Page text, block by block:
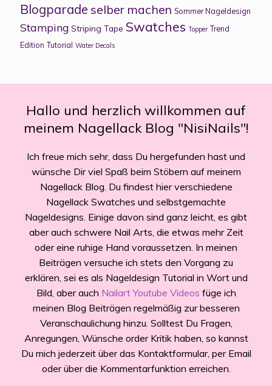
Blogparade selber machen Sommer Nageldesign
Stamping Striping Tape Swatches Topper Trend
Edition Tutorial Water Decals
Hallo und herzlich willkommen auf
meinem Nagellack Blog "NisiNails"!
Ich freue mich sehr, dass Du hergefunden hast und
wünsche Dir viel Spaß beim Stöbern auf meinem
Nagellack Blog. Du findest hier verschiedene
Nagellack Swatches und selbstgemachte
Nageldesigns. Einige davon sind ganz leicht, es gibt
aber auch schwere Nail Arts, die etwas mehr Zeit
oder eine ruhige Hand voraussetzen. In meinen
Beiträgen versuche ich stets den Vorgang zu
erklären, sei es als Nageldesign Tutorial in Wort und
Bild, aber auch Nailart Youtube Videos füge ich
meinen Blog Beiträgen regelmäßig zur besseren
Veranschaulichung hinzu. Solltest Du Fragen,
Anregungen, Wünsche order Kritik haben, so kannst
Du mich jederzeit über das Kontaktformular, per Email
oder über die Kommentarfunktion erreichen.